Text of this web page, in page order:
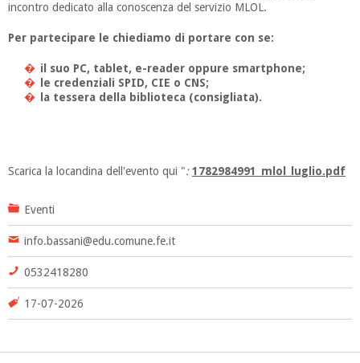
incontro dedicato alla conoscenza del servizio MLOL.
Per partecipare le chiediamo di portare con se:
il suo PC, tablet, e-reader oppure smartphone;
le credenziali SPID, CIE o CNS;
la tessera della biblioteca (consigliata).
Scarica la locandina dell'evento qui ": 1782984991_mlol_luglio.pdf
Eventi
info.bassani@edu.comune.fe.it
0532418280
17-07-2026